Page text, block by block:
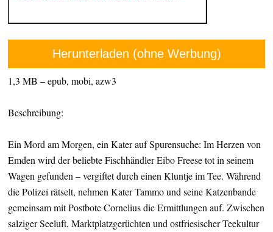
Herunterladen (ohne Werbung)
1,3 MB – epub, mobi, azw3
Beschreibung:
Ein Mord am Morgen, ein Kater auf Spurensuche: Im Herzen von
Emden wird der beliebte Fischhändler Eibo Freese tot in seinem
Wagen gefunden – vergiftet durch einen Kluntje im Tee. Während
die Polizei rätselt, nehmen Kater Tammo und seine Katzenbande
gemeinsam mit Postbote Cornelius die Ermittlungen auf. Zwischen
salziger Seeluft, Marktplatzgerüchten und ostfriesischer Teekultur